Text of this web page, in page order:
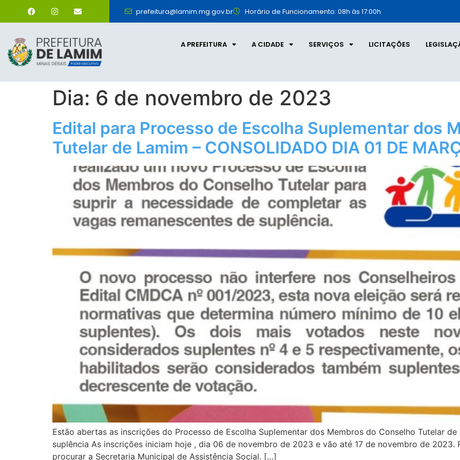
prefeitura@lamim.mg.gov.br Horário de Funcionamento: 08h às 17:00h
A PREFEITURA A CIDADE SERVIÇOS LICITAÇÕES
Dia: 6 de novembro de 2023
Edital para Processo de Escolha Suplementar dos
Tutelar de Lamim – CONSOLIDADO DIA 01 DE
Estão abertas as inscrições do Processo de Escolha Suplementar dos Membros do Conselho Tutelar
suplência As inscrições iniciam hoje , dia 06 de novembro de 2023 e vão até 17 de novembro de 2023.
procurar a Secretaria Municipal de Assistência Social. […]